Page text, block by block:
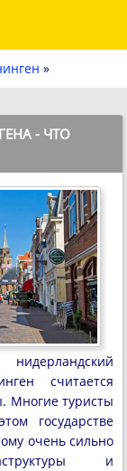
»
- ЧТО
считается
Многие туристы
государстве
очень сильно
и